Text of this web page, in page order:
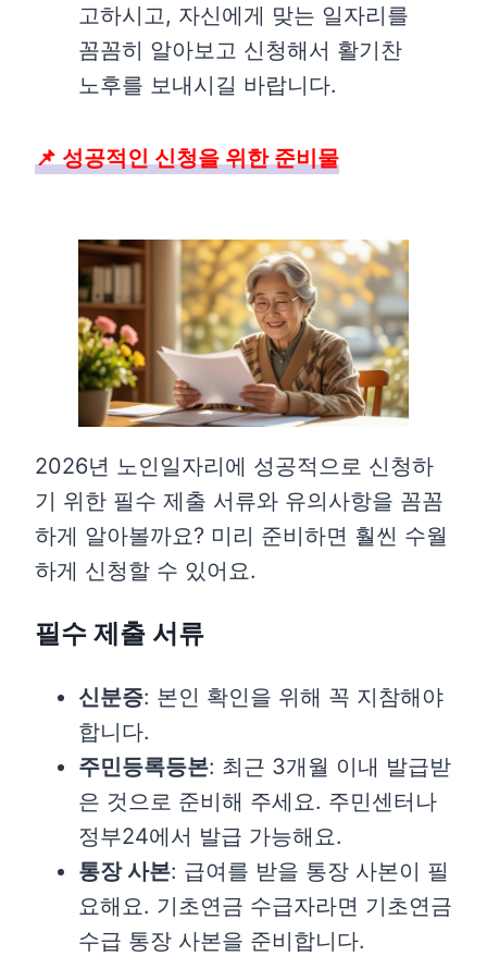
고하시고, 자신에게 맞는 일자리를
꼼꼼히 알아보고 신청해서 활기찬
노후를 보내시길 바랍니다.
📌 성공적인 신청을 위한 준비물
2026년 노인일자리에 성공적으로 신청하
기 위한 필수 제출 서류와 유의사항을 꼼꼼
하게 알아볼까요? 미리 준비하면 훨씬 수월
하게 신청할 수 있어요.
필수 제출 서류
신분증: 본인 확인을 위해 꼭 지참해야
합니다.
주민등록등본: 최근 3개월 이내 발급받
은 것으로 준비해 주세요. 주민센터나
정부24에서 발급 가능해요.
통장 사본: 급여를 받을 통장 사본이 필
요해요. 기초연금 수급자라면 기초연금
수급 통장 사본을 준비합니다.